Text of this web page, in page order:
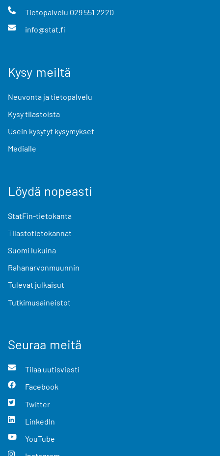
Tietopalvelu 029 551 2220
info@stat.fi
Kysy meiltä
Neuvonta ja tietopalvelu
Kysy tilastoista
Usein kysytyt kysymykset
Medialle
Löydä nopeasti
StatFin-tietokanta
Tilastotietokannat
Suomi lukuina
Rahanarvonmuunnin
Tulevat julkaisut
Tutkimusaineistot
Seuraa meitä
Tilaa uutisviesti
Facebook
Twitter
LinkedIn
YouTube